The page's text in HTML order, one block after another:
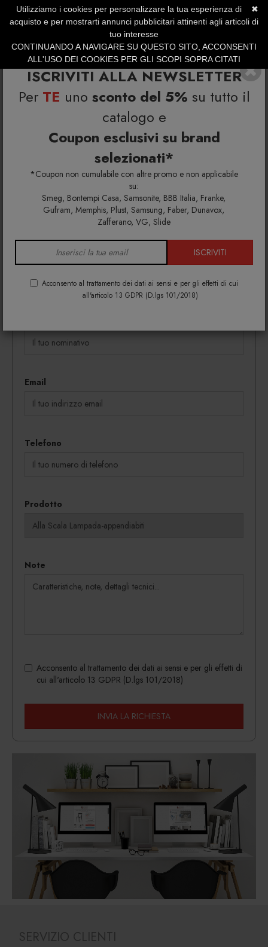
ISCRIVITI ALLA NEWSLETTER
Per TE uno sconto del 5% su tutto il
catalogo e
Coupon esclusivi su brand
selezionati*
*Coupon non cumulabile con altre promo e non applicabile
su:
Smeg, Bontempi Casa, Samsonite, BBB Italia, Franke,
Gufram, Memphis, Plust, Samsung, Faber, Dunavox,
Zafferano, VG, Slide
ISCRIVITI
Acconsento al trattamento dei dati ai sensi e per gli effetti di cui
all'articolo 13 GDPR (D.lgs 101/2018)
SERVIZIO CLIENTI +39.0773.470.562
SUMMER SALES | Fino al 40% di Sconto
Richiedi info e un'offerta personalizzata per te
Alla Scala Lampada-appendiabiti
Richiedi maggiori info e la tua
offerta personalizzata per Alla
Scala Lampada-appendiabiti
informazioni su colori, materiali e disponibilità.
Gli eventuali sconti riservati mediante l'invio di codici
quantitativo dei beni acquistati.
Email
Telefono
Prodotto
Note
Acconsento al trattamento dei dati ai sensi e per gli effetti di
cui all'articolo 13 GDPR (D.lgs 101/2018)
INVIA LA RICHIESTA
SERVIZIO CLIENTI
✖
Utilizziamo i cookies per personalizzare la tua esperienza di
acquisto e per mostrarti annunci pubblicitari attinenti agli articoli di
tuo interesse
CONTINUANDO A NAVIGARE SU QUESTO SITO, ACCONSENTI
ALL'USO DEI COOKIES PER GLI SCOPI SOPRA CITATI